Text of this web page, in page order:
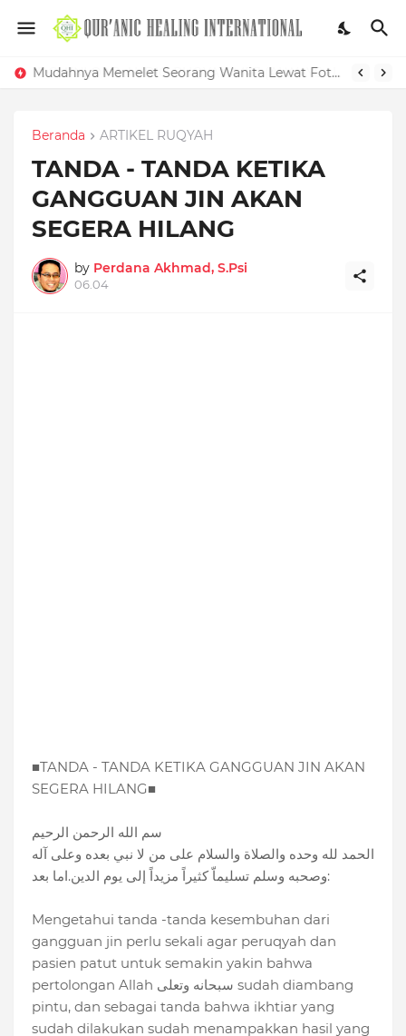
Mudahnya Memelet Seorang Wanita Lewat Foto di Facebook
Beranda ARTIKEL RUQYAH
TANDA - TANDA KETIKA
GANGGUAN JIN AKAN
SEGERA HILANG
by Perdana Akhmad, S.Psi
06.04
■TANDA - TANDA KETIKA GANGGUAN JIN AKAN
SEGERA HILANG■
سم الله الرحمن الرحيم
الحمد لله وحده والصلاة والسلام على من لا نبي بعده وعلى آله
وصحبه وسلم تسليماّ كثيراً مزيداً إلى يوم الدين.اما بعد:
Mengetahui tanda -tanda kesembuhan dari
gangguan jin perlu sekali agar peruqyah dan
pasien patut untuk semakin yakin bahwa
pertolongan Allah سبحانه وتعلى sudah diambang
pintu, dan sebagai tanda bahwa ikhtiar yang
sudah dilakukan sudah menampakkan hasil yang